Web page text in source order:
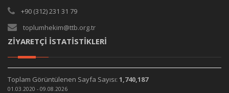
+90 (312) 231 31 79
toplumhekim@ttb.org.tr
ZİYARETÇİ İSTATİSTİKLERİ
Toplam Görüntülenen Sayfa Sayısı: 1,740,187
01.03.2020 - 09.08.2026